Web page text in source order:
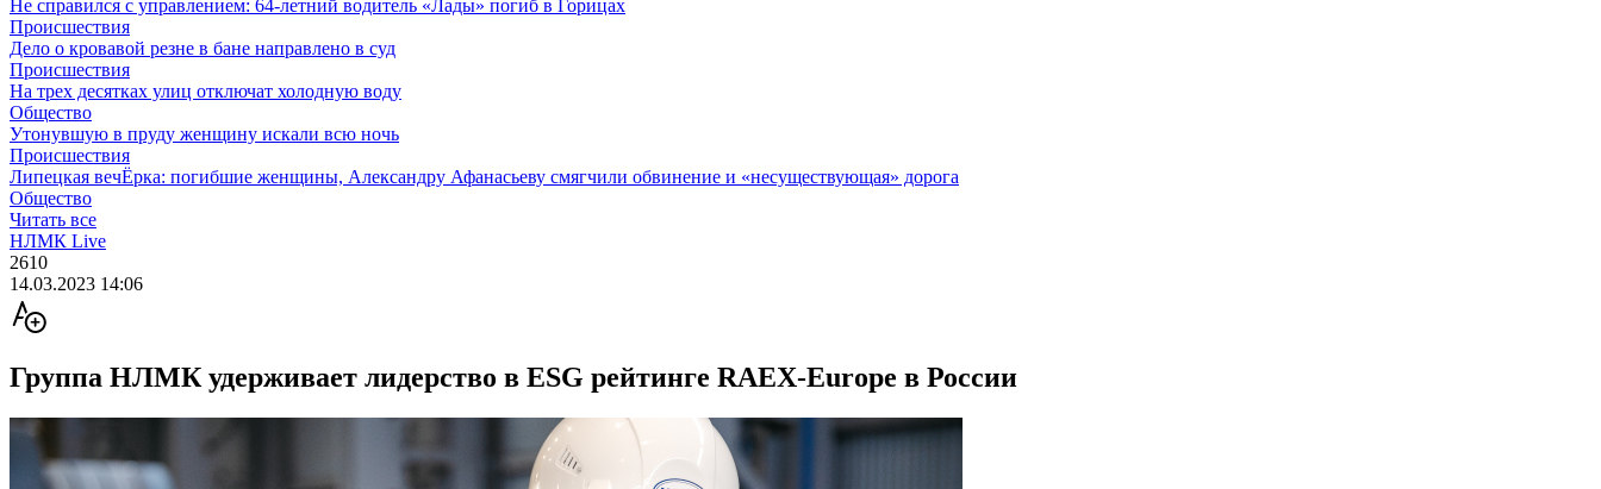
Не справился с управлением: 64-летний водитель «Лады» погиб в Горицах
Происшествия
Дело о кровавой резне в бане направлено в суд
Происшествия
На трех десятках улиц отключат холодную воду
Общество
Утонувшую в пруду женщину искали всю ночь
Происшествия
Липецкая вечЁрка: погибшие женщины, Александру Афанасьеву смягчили обвинение и «несуществующая» дорога
Общество
Читать все
НЛМК Live
2610
14.03.2023 14:06
Группа НЛМК удерживает лидерство в ESG рейтинге RAEX-Europe в России